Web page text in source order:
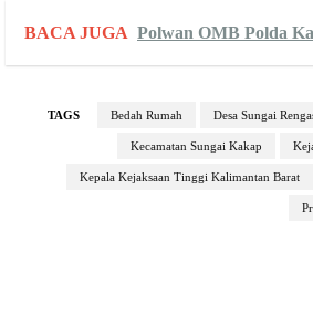
BACA JUGA Polwan OMB Polda
TAGS Bedah Rumah Desa Sungai
Kecamatan Sungai Kakap
Kepala Kejaksaan Tinggi Kalimantan Barat